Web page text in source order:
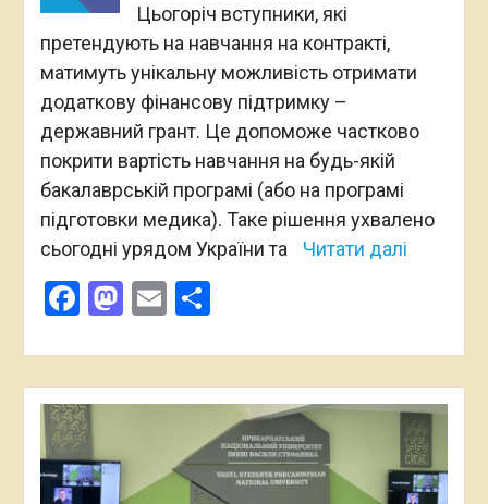
Цьогоріч вступники, які
претендують на навчання на контракті,
матимуть унікальну можливість отримати
додаткову фінансову підтримку –
державний грант. Це допоможе частково
покрити вартість навчання на будь-якій
бакалаврській програмі (або на програмі
підготовки медика). Таке рішення ухвалено
сьогодні урядом України та
Читати далі
Facebook
Mastodon
EmailПоділитися